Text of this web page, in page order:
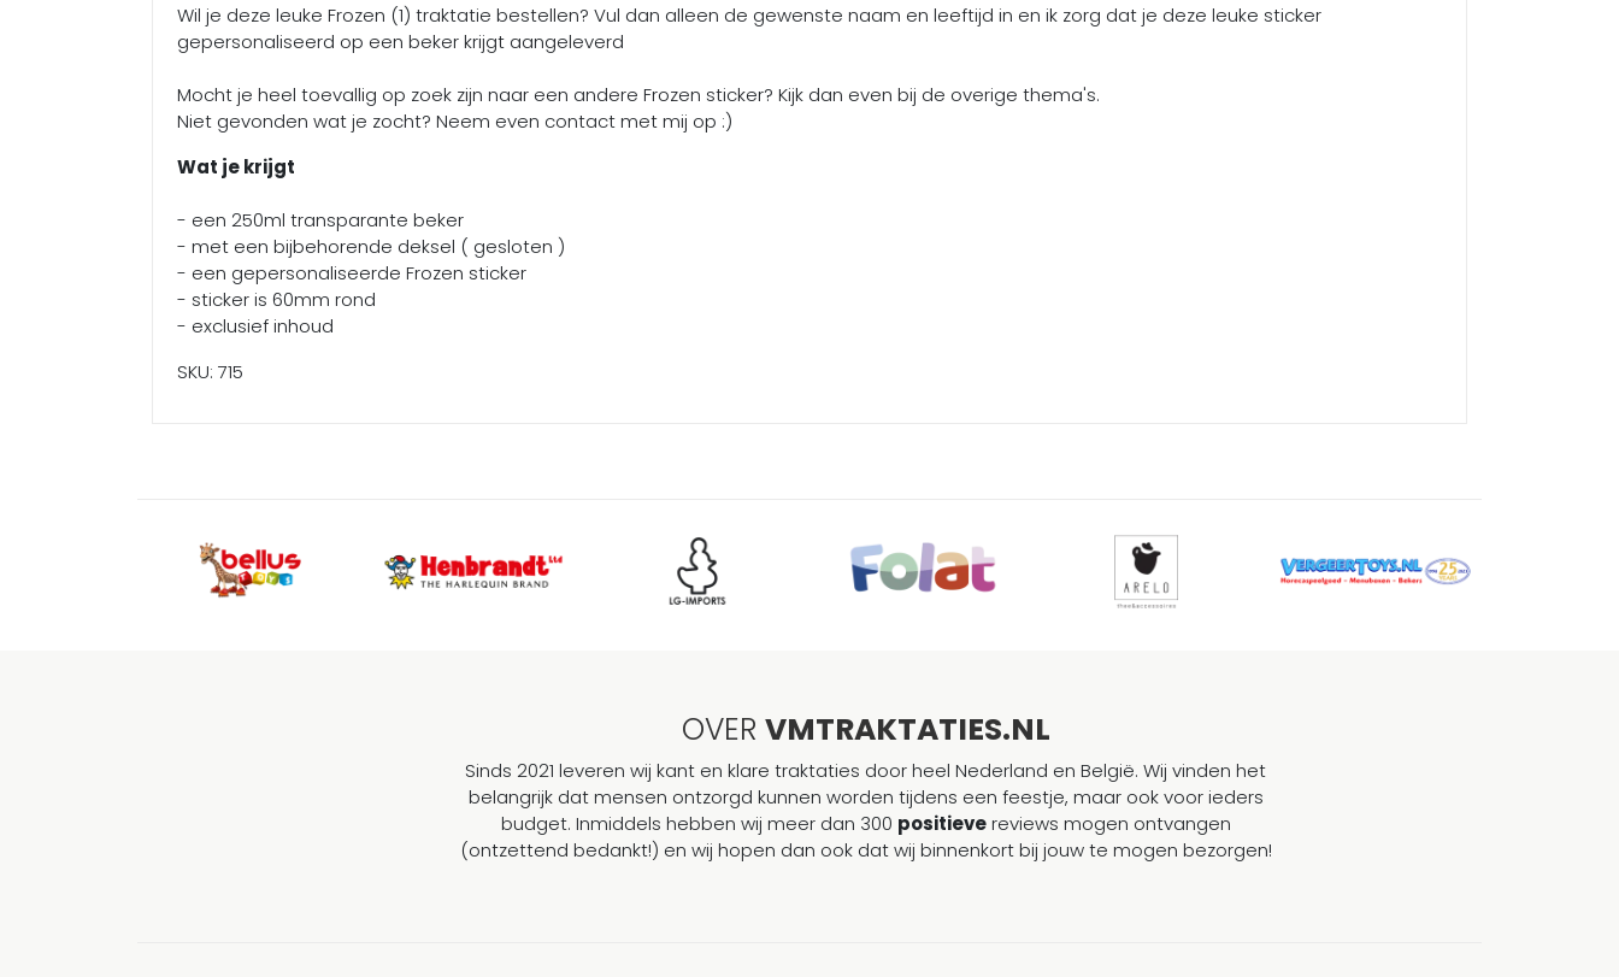
Wil je deze leuke Frozen (1) traktatie bestellen? Vul dan alleen de gewenste naam en leeftijd in en ik zorg dat je deze leuke sticker
gepersonaliseerd op een beker krijgt aangeleverd
Mocht je heel toevallig op zoek zijn naar een andere Frozen sticker? Kijk dan even bij de overige thema's.
Niet gevonden wat je zocht? Neem even contact met mij op :)
Wat je krijgt
- een 250ml transparante beker
- met een bijbehorende deksel ( gesloten )
- een gepersonaliseerde Frozen sticker
- sticker is 60mm rond
- exclusief inhoud
SKU: 715
OVER VMTRAKTATIES.NL
Sinds 2021 leveren wij kant en klare traktaties door heel Nederland en België. Wij vinden het
belangrijk dat mensen ontzorgd kunnen worden tijdens een feestje, maar ook voor ieders
budget. Inmiddels hebben wij meer dan 300 positievereviews mogen ontvangen
(ontzettend bedankt!) en wij hopen dan ook dat wij binnenkort bij jouw te mogen bezorgen!